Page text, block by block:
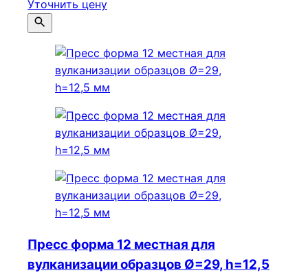
Уточнить цену
Пресс форма 12 местная для
вулканизации образцов Ø=29, h=12,5